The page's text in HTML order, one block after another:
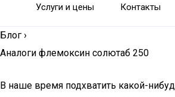
Услуги и цены Контакты
Блог ›
Аналоги флемоксин солютаб 250
В наше время подхватить какой-